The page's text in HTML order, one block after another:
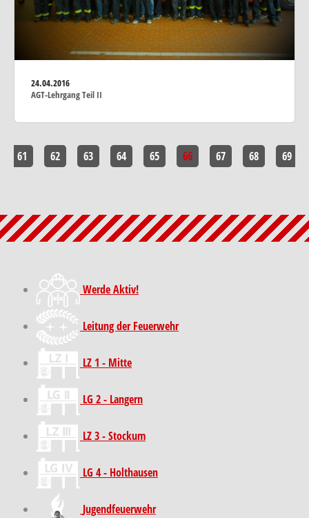
24.04.2016
AGT-Lehrgang Teil II
61 62 63 64 65 66 67 68 69
Werde Aktiv!
Leitung der Feuerwehr
LZ 1 - Mitte
LG 2 - Langern
LZ 3 - Stockum
LG 4 - Holthausen
Jugendfeuerwehr